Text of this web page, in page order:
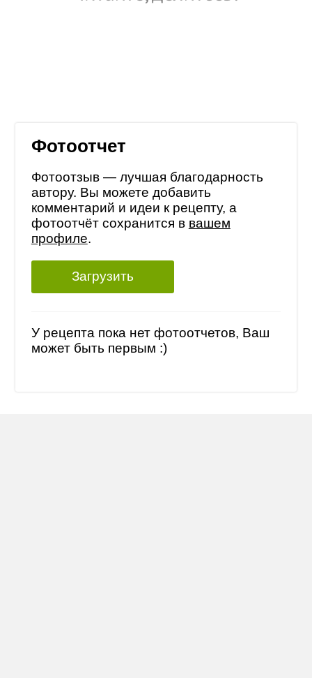
Фотоотчет
Фотоотзыв — лучшая благодарность
автору. Вы можете добавить
комментарий и идеи к рецепту, а
фотоотчёт сохранится в вашем
профиле.
Загрузить
У рецепта пока нет фотоотчетов, Ваш
может быть первым :)